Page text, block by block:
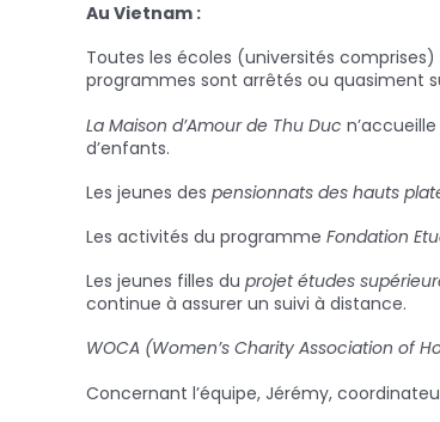
Au Vietnam :
Toutes les écoles (universités
programmes sont arrêtés ou quasiment
La Maison d’Amour de Thu Duc
d’enfants.
Les jeunes des pensionnats des hauts
Les activités du programme Fondation
Les jeunes filles du projet études
continue à assurer un suivi à distance.
WOCA (Women’s Charity Association of
Concernant l’équipe, Jérémy,